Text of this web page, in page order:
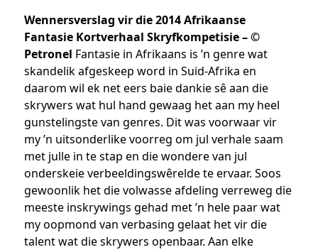
Wennersverslag vir die 2014 Afrikaanse
Fantasie Kortverhaal Skryfkompetisie – ©
Petronel Fantasie in Afrikaans is ’n genre wat
skandelik afgeskeep word in Suid-Afrika en
daarom wil ek net eers baie dankie sê aan die
skrywers wat hul hand gewaag het aan my heel
gunstelingste van genres. Dit was voorwaar vir
my ’n uitsonderlike voorreg om jul verhale saam
met julle in te stap en die wondere van jul
onderskeie verbeeldingswêrelde te ervaar. Soos
gewoonlik het die volwasse afdeling verreweg die
meeste inskrywings gehad met ’n hele paar wat
my oopmond van verbasing gelaat het vir die
talent wat die skrywers openbaar. Aan elke